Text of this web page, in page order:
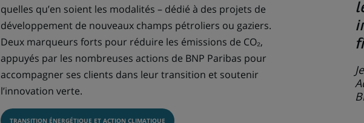
quelles qu’en soient les modalités – dédié à des projets de
développement de nouveaux champs pétroliers ou gaziers.
Deux marqueurs forts pour réduire les émissions de CO₂,
appuyés par les nombreuses actions de BNP Paribas pour
accompagner ses clients dans leur transition et soutenir
l’innovation verte.
TRANSITION ÉNERGÉTIQUE ET ACTION CLIMATIQUE